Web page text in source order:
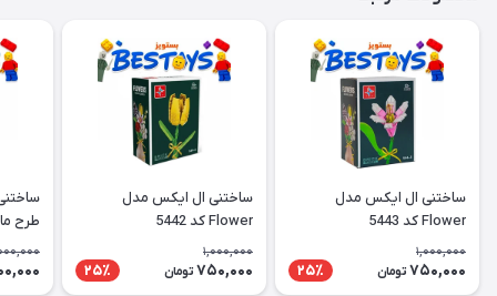
ساختنی ال ایکس مدل
Flower کد 5443
1,000,000
750,000 تومان 25٪
ساختنی ال ایکس مدل
Flower کد 5442
1,000,000
750,000 تومان 25٪
طرح